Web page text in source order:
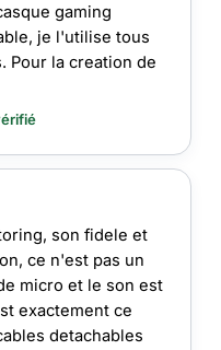
gaming
je l'utilise tous
Pour la creation de
son fidele et
ce n'est pas un
micro et le son est
exactement ce
detachables